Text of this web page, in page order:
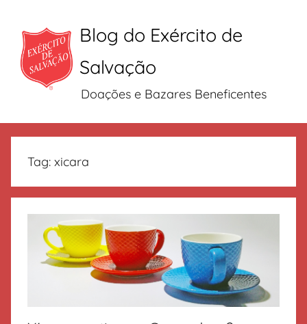
conteúdo
Blog do Exército de
Salvação
Doações e Bazares Beneficentes
Tag: xicara